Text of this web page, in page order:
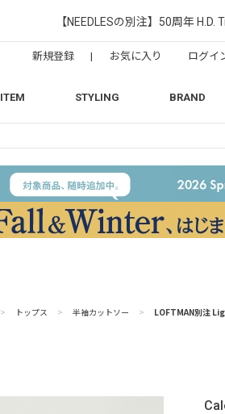
【NEEDLESの別注】50周年 H.D.
ITEM STYLING BRAND
新規登録 | お気に入り ログイ
> トップス > 半袖カットソー > LOFTMAN別注